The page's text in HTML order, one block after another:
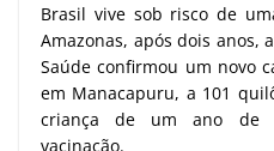
Brasil vive sob risco de
Amazonas, após dois anos,
Saúde confirmou um novo
em Manacapuru, a 101
criança de um ano de
vacinação.